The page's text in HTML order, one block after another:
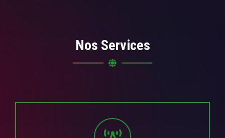
Nos Services